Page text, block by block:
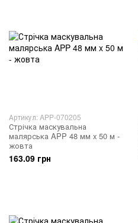
Артикул: APP-070205
Стрічка маскувальна
малярська APP 48 мм x 50 м -
жовта
163.09 грн